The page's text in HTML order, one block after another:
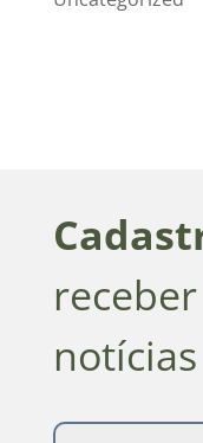
notícias